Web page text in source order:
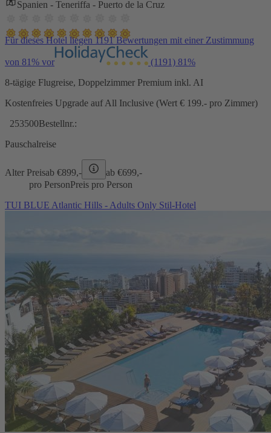
Spanien - Teneriffa - Puerto de la Cruz
Für dieses Hotel liegen 1191 Bewertungen mit einer Zustimmung
von 81% vor (1191) 81%
8-tägige Flugreise, Doppelzimmer Premium inkl. AI
Kostenfreies Upgrade auf All Inclusive (Wert € 199.- pro Zimmer)
253500Bestellnr.:
Pauschalreise
Alter Preisab €899,- ab €699,-
pro PersonPreis pro Person
TUI BLUE Atlantic Hills - Adults Only Stil-Hotel